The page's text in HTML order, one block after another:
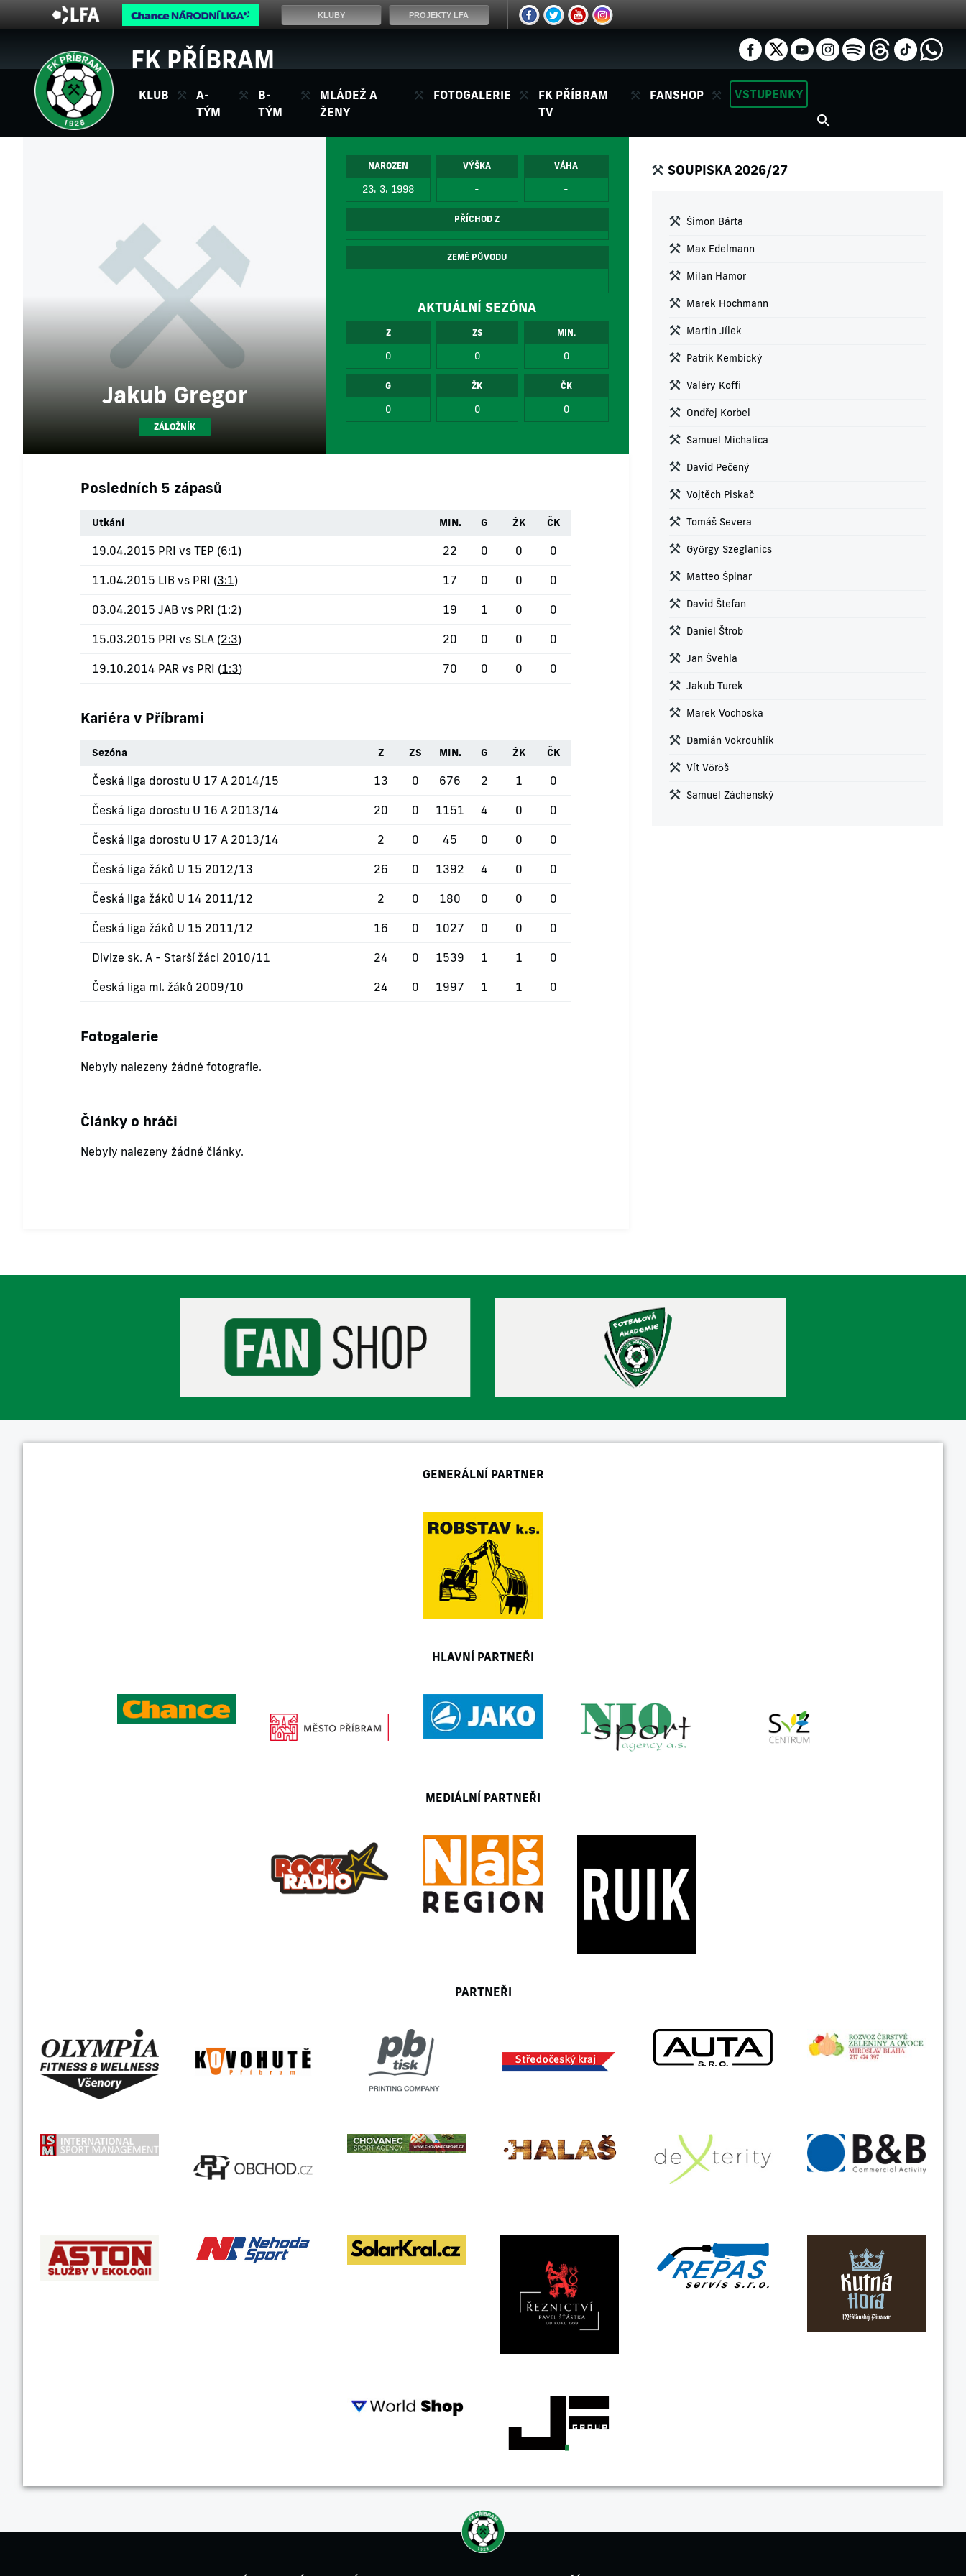
FK PŘÍBRAM
KLUB
A-
TÝM
B-
TÝM
MLÁDEŽ A
ŽENY
FOTOGALERIE
FK PŘÍBRAM
TV
FANSHOP VSTUPENKY
Jakub Gregor
ZÁLOŽNÍK
NAROZEN
23. 3. 1998
VÝŠKA
-
VÁHA
-
PŘÍCHOD Z
ZEMĚ PŮVODU
AKTUÁLNÍ SEZÓNA
Z
0
ZS
0
MIN.
0
G
0
ŽK
0
ČK
0
Posledních 5 zápasů
Utkání MIN. G ŽK ČK
19.04.2015 PRI vs TEP (6:1) 22 0 0 0
11.04.2015 LIB vs PRI (3:1) 17 0 0 0
03.04.2015 JAB vs PRI (1:2) 19 1 0 0
15.03.2015 PRI vs SLA (2:3) 20 0 0 0
19.10.2014 PAR vs PRI (1:3) 70 0 0 0
Kariéra v Příbrami
Sezóna Z ZS MIN. G ŽK ČK
Česká liga dorostu U 17 A 2014/15 13 0 676 2 1 0
Česká liga dorostu U 16 A 2013/14 20 0 1151 4 0 0
Česká liga dorostu U 17 A 2013/14 2 0 45 0 0 0
Česká liga žáků U 15 2012/13 26 0 1392 4 0 0
Česká liga žáků U 14 2011/12 2 0 180 0 0 0
Česká liga žáků U 15 2011/12 16 0 1027 0 0 0
Divize sk. A - Starší žáci 2010/11 24 0 1539 1 1 0
Česká liga ml. žáků 2009/10 24 0 1997 1 1 0
Fotogalerie
Nebyly nalezeny žádné fotografie.
Články o hráči
Nebyly nalezeny žádné články.
SOUPISKA 2026/27
Šimon Bárta
Max Edelmann
Milan Hamor
Marek Hochmann
Martin Jílek
Patrik Kembický
Valéry Koffi
Ondřej Korbel
Samuel Michalica
David Pečený
Vojtěch Piskač
Tomáš Severa
György Szeglanics
Matteo Špinar
David Štefan
Daniel Štrob
Jan Švehla
Jakub Turek
Marek Vochoska
Damián Vokrouhlík
Vít Vöröš
Samuel Záchenský
GENERÁLNÍ PARTNER
HLAVNÍ PARTNEŘI
MEDIÁLNÍ PARTNEŘI
PARTNEŘI
KLUBY PROJEKTY LFA